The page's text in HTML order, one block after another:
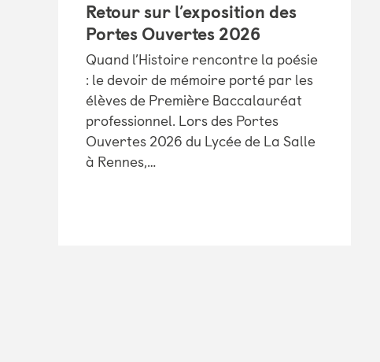
Retour sur l’exposition des
Portes Ouvertes 2026
Quand l’Histoire rencontre la poésie
: le devoir de mémoire porté par les
élèves de Première Baccalauréat
professionnel. Lors des Portes
Ouvertes 2026 du Lycée de La Salle
à Rennes,…